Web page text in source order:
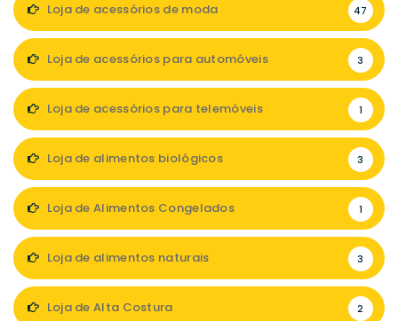
Loja de acessórios de moda 47
Loja de acessórios para automóveis 3
Loja de acessórios para telemóveis 1
Loja de alimentos biológicos 3
Loja de Alimentos Congelados 1
Loja de alimentos naturais 3
Loja de Alta Costura 2